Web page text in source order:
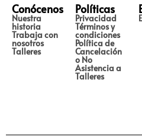
Conócenos
Nuestra
historia
Trabaja con
nosotros
Talleres
Políticas
Privacidad
Términos y
condiciones
Política de
Cancelación
o No
Asistencia a
Talleres